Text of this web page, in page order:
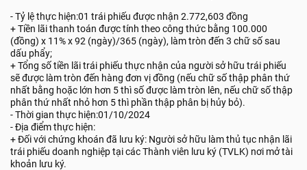
- Tỷ lệ thực hiện:01 trái phiếu được nhận 2.772,603 đồng
+ Tiền lãi thanh toán được tính theo công thức bằng 100.000
(đồng) x 11% x 92 (ngày)/365 (ngày), làm tròn đến 3 chữ số sau
dấu phẩy;
+ Tổng số tiền lãi trái phiếu thực nhận của người sở hữu trái phiếu
sẽ được làm tròn đến hàng đơn vị đồng (nếu chữ số thập phân thứ
nhất bằng hoặc lớn hơn 5 thì số được làm tròn lên, nếu chữ số thập
phân thứ nhất nhỏ hơn 5 thì phần thập phân bị hủy bỏ).
- Thời gian thực hiện:01/10/2024
- Địa điểm thực hiện:
+ Đối với chứng khoán đã lưu ký: Người sở hữu làm thủ tục nhận lãi
trái phiếu doanh nghiệp tại các Thành viên lưu ký (TVLK) nơi mở tài
khoản lưu ký.